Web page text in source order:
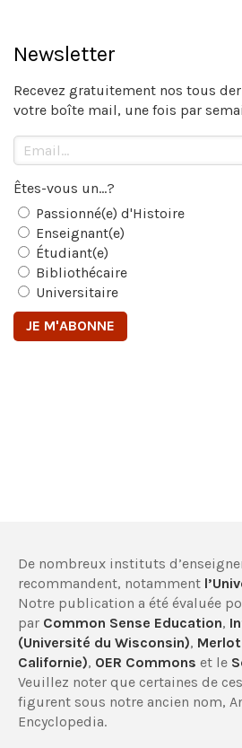
Newsletter
Recevez gratuitement nos tous
votre boîte mail, une fois par
Êtes-vous un...?
Passionné(e) d'Histoire
Enseignant(e)
Étudiant(e)
Bibliothécaire
Universitaire
De nombreux instituts
recommandent, notamment
Notre publication a été évaluée
par Common Sense Education,
(Université du Wisconsin),
Californie), OER Commons et le
Veuillez noter que certaines de
figurent sous notre ancien nom,
Encyclopedia.